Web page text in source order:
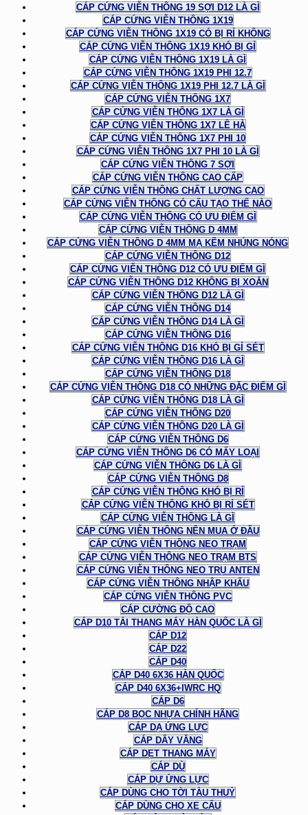
CÁP CỨNG VIỄN THÔNG 19 SỢI D12 LÀ GÌ
CÁP CỨNG VIỄN THÔNG 1X19
CÁP CỨNG VIỄN THÔNG 1X19 CÓ BỊ RỈ KHÔNG
CÁP CỨNG VIỄN THÔNG 1X19 KHÓ BỊ GỈ
CÁP CỨNG VIỄN THÔNG 1X19 LÀ GÌ
CÁP CỨNG VIỄN THÔNG 1X19 PHI 12.7
CÁP CỨNG VIỄN THÔNG 1X19 PHI 12.7 LÀ GÌ
CÁP CỨNG VIỄN THÔNG 1X7
CÁP CỨNG VIỄN THÔNG 1X7 LÀ GÌ
CÁP CỨNG VIỄN THÔNG 1X7 LÊ HÀ
CÁP CỨNG VIỄN THÔNG 1X7 PHI 10
CÁP CỨNG VIỄN THÔNG 1X7 PHI 10 LÀ GÌ
CÁP CỨNG VIỄN THÔNG 7 SỢI
CÁP CỨNG VIỄN THÔNG CAO CẤP
CÁP CỨNG VIỄN THÔNG CHẤT LƯỢNG CAO
CÁP CỨNG VIỄN THÔNG CÓ CẤU TẠO THẾ NÀO
CÁP CỨNG VIỄN THÔNG CÓ ƯU ĐIỂM GÌ
CÁP CỨNG VIỄN THÔNG D 4MM
CÁP CỨNG VIỄN THÔNG D 4MM MẠ KẼM NHÚNG NÓNG
CÁP CỨNG VIỄN THÔNG D12
CÁP CỨNG VIỄN THÔNG D12 CÓ ƯU ĐIỂM GÌ
CÁP CỨNG VIỄN THÔNG D12 KHÔNG BỊ XOẮN
CÁP CỨNG VIỄN THÔNG D12 LÀ GÌ
CÁP CỨNG VIỄN THÔNG D14
CÁP CỨNG VIỄN THÔNG D14 LÀ GÌ
CÁP CỨNG VIỄN THÔNG D16
CÁP CỨNG VIỄN THÔNG D16 KHÓ BỊ GỈ SÉT
CÁP CỨNG VIỄN THÔNG D16 LÀ GÌ
CÁP CỨNG VIỄN THÔNG D18
CÁP CỨNG VIỄN THÔNG D18 CÓ NHỮNG ĐẶC ĐIỂM GÌ
CÁP CỨNG VIỄN THÔNG D18 LÀ GÌ
CÁP CỨNG VIỄN THÔNG D20
CÁP CỨNG VIỄN THÔNG D20 LÀ GÌ
CÁP CỨNG VIỄN THÔNG D6
CÁP CỨNG VIỄN THÔNG D6 CÓ MẤY LOẠI
CÁP CỨNG VIỄN THÔNG D6 LÀ GÌ
CÁP CỨNG VIỄN THÔNG D8
CÁP CỨNG VIỄN THÔNG KHÓ BỊ RỈ
CÁP CỨNG VIỄN THÔNG KHÓ BỊ RỈ SÉT
CÁP CỨNG VIỄN THÔNG LÀ GÌ
CÁP CỨNG VIỄN THÔNG NÊN MUA Ở ĐÂU
CÁP CỨNG VIỄN THÔNG NEO TRẠM
CÁP CỨNG VIỄN THÔNG NEO TRẠM BTS
CÁP CỨNG VIỄN THÔNG NEO TRỤ ANTEN
CÁP CỨNG VIỄN THÔNG NHẬP KHẨU
CÁP CỨNG VIỄN THÔNG PVC
CÁP CƯỜNG ĐỘ CAO
CÁP D10 TẢI THANG MÁY HÀN QUỐC LÀ GÌ
CÁP D12
CÁP D22
CÁP D40
CÁP D40 6X36 HÀN QUỐC
CÁP D40 6X36+IWRC HQ
CÁP D6
CÁP D8 BỌC NHỰA CHÍNH HÃNG
CÁP DẠ ỨNG LỰC
CÁP DÂY VĂNG
CÁP DẸT THANG MÁY
CÁP DÙ
CÁP DỰ ỨNG LỰC
CÁP DÙNG CHO TỜI TÀU THUỶ
CÁP DÙNG CHO XE CẨU